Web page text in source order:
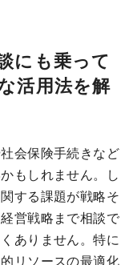
にも乗って
活用法を解
会保険手続きなど
もしれません。し
する課題が戦略そ
営戦略まで相談で
ありません。特に
リソースの最適化